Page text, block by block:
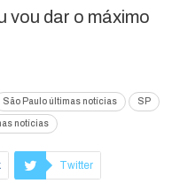
vou dar o máximo
São Paulo últimas notícias SP
notícias
Twitter